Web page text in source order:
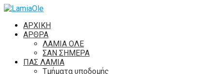
ΑΡΧΙΚΗ
ΑΡΘΡΑ
ΛΑΜΙΑ ΟΛΕ
ΣΑΝ ΣΗΜΕΡΑ
ΠΑΣ ΛΑΜΙΑ
Τμήματα υποδομής